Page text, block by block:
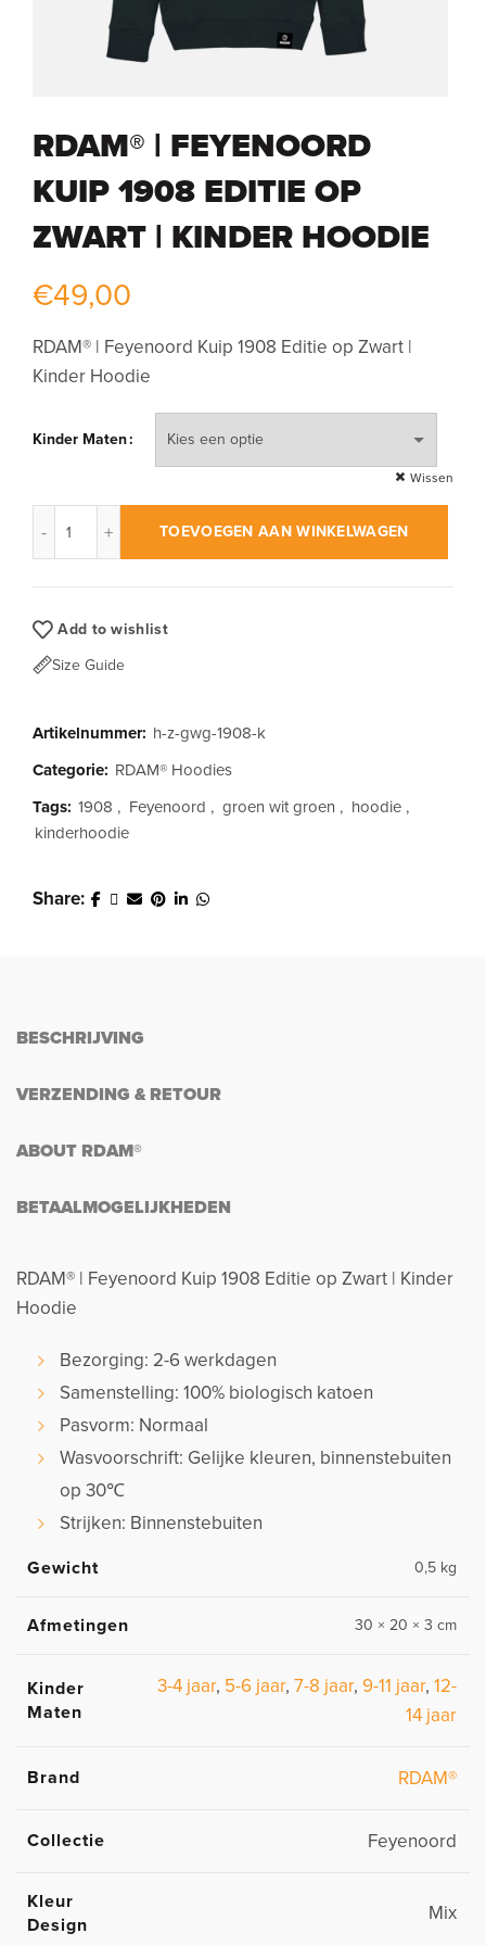
RDAM® | FEYENOORD
KUIP 1908 EDITIE OP
ZWART | KINDER HOODIE
€49,00
RDAM® | Feyenoord Kuip 1908 Editie op Zwart |
Kinder Hoodie
Kinder Maten
Wissen
TOEVOEGEN AAN WINKELWAGEN
Add to wishlist
Size Guide
Artikelnummer: h-z-gwg-1908-k
Categorie: RDAM® Hoodies
Tags: 1908 , Feyenoord , groen wit groen , hoodie ,
kinderhoodie
Share
BESCHRIJVING
VERZENDING & RETOUR
ABOUT RDAM®
BETAALMOGELIJKHEDEN
RDAM® | Feyenoord Kuip 1908 Editie op Zwart | Kinder
Hoodie
Bezorging: 2-6 werkdagen
Samenstelling: 100% biologisch katoen
Pasvorm: Normaal
Wasvoorschrift: Gelijke kleuren, binnenstebuiten
op 30℃
Strijken: Binnenstebuiten
Gewicht 0,5 kg
Afmetingen 30 × 20 × 3 cm
Kinder
Maten
3-4 jaar, 5-6 jaar, 7-8 jaar, 9-11 jaar, 12-
14 jaar
Brand RDAM®
Collectie Feyenoord
Kleur
Design
Mix